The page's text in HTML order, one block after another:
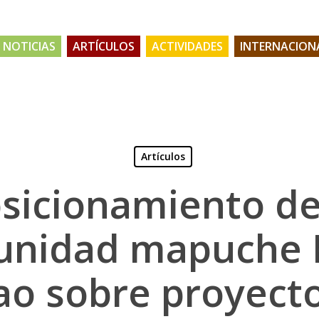
NOTICIAS ARTÍCULOS ACTIVIDADES
Artículos
mapuche
sobre